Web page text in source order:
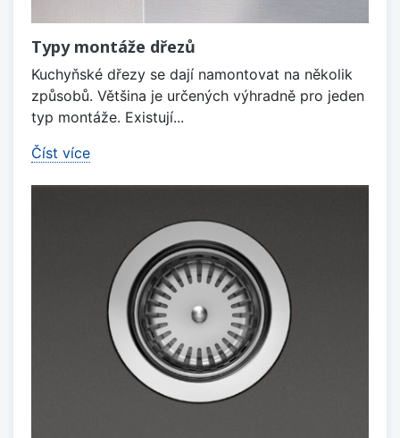
Typy montáže dřezů
Kuchyňské dřezy se dají namontovat na několik
způsobů. Většina je určených výhradně pro jeden
typ montáže. Existují...
Číst více